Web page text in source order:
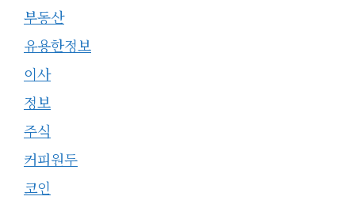
부동산
유용한정보
이사
정보
주식
커피원두
코인